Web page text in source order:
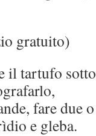
gratuito)
il tartufo
fare due
e gleba.